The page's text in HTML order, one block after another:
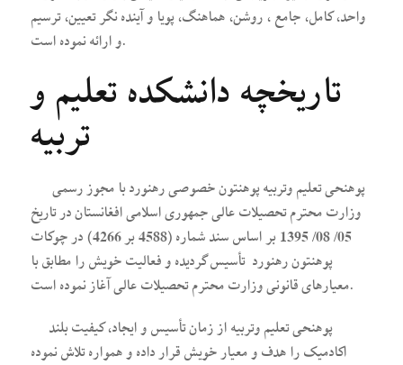
واحد، کامل، جامع ، روشن، هماهنگ، پویا و آینده نگر تعیین، ترسیم
و ارائه نموده است.
تاریخچه دانشکده تعلیم و
تربیه
پوهنحی تعلیم وتربیه پوهنتون خصوصی رهنورد با مجوز رسمی
وزارت محترم تحصیلات عالی جمهوری اسلامی افغانستان در تاریخ
05/ 08/ 1395 بر اساس سند شماره (4588 بر 4266) در چوکات
پوهنتون رهنورد تأسیس گردیده و فعالیت خویش را مطابق با
معیارهای قانونی وزارت محترم تحصیلات عالی آغاز نموده است.
اکادمیک را هدف و معیار خویش قرار داده و همواره تلاش نموده